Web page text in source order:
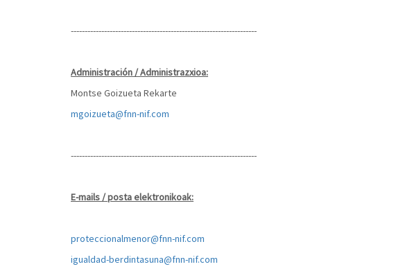
-------------------------------------------------------------------
Administración / Administrazxioa:
Montse Goizueta Rekarte
mgoizueta@fnn-nif.com
-------------------------------------------------------------------
E-mails / posta elektronikoak:
proteccionalmenor@fnn-nif.com
igualdad-berdintasuna@fnn-nif.com